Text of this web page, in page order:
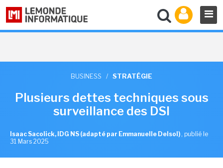
BUSINESS / STRATÉGIE
Plusieurs dettes techniques sous
surveillance des DSI
Isaac Sacolick, IDG NS (adapté par Emmanuelle Delsol) , publié le
31 Mars 2025